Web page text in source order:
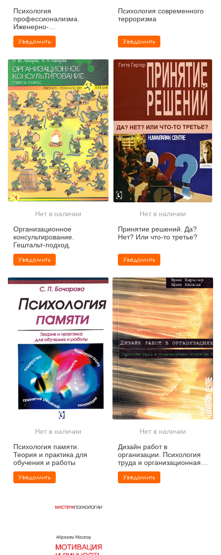
Психология
профессионализма.
Иженерно-
психологический подход
Уведомить
Психология современного
терроризма
Уведомить
Нет в наличии
Организационное
консультирование.
Гештальт-подход.
Уведомить
Нет в наличии
Принятие решений. Да?
Нет? Или что-то третье?
Уведомить
Нет в наличии
Психология памяти.
Теория и практика для
обучения и работы
Уведомить
Нет в наличии
Дизайн работ в
организации. Психология
труда и организационная
психология. Т. 3
Уведомить